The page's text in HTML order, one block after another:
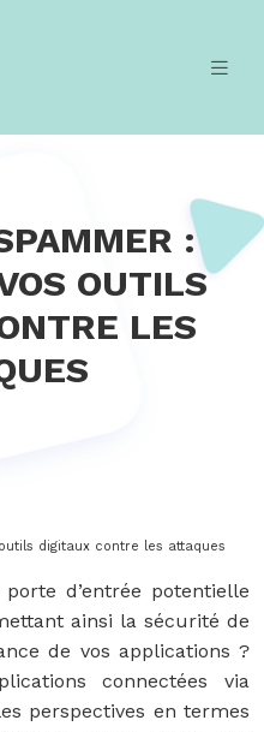
:
OUTILS
LES
digitaux contre les attaques
d’entrée potentielle
ainsi la sécurité de
de vos applications ?
connectées via
perspectives en termes